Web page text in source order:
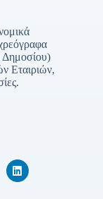
Εταιριών,